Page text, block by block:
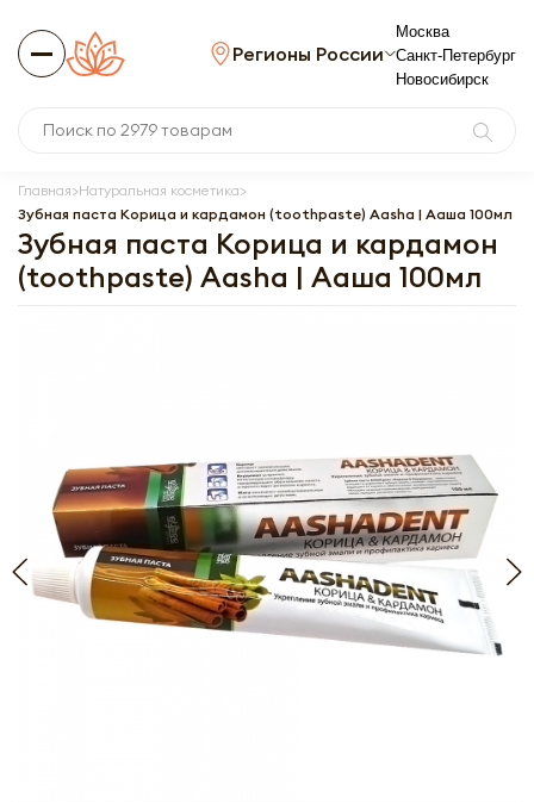
Регионы России
Москва
Санкт-Петербург
Новосибирск
Главная Натуральная косметика
Зубная паста Корица и кардамон (toothpaste) Aasha | Ааша 100мл
Зубная паста Корица и кардамон
(toothpaste) Aasha | Ааша 100мл